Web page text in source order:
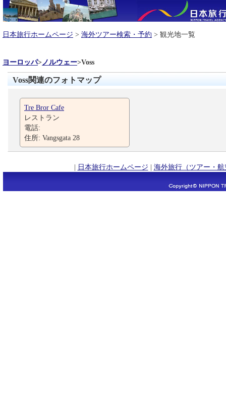
日本旅行ホームページ > 海外ツアー検索・予約 > 観光地一覧
ヨーロッパ>ノルウェー>Voss
Voss関連のフォトマップ
Tre Bror Cafe
レストラン
電話:
住所: Vangsgata 28
| 日本旅行ホームページ | 海外旅行（ツアー・航